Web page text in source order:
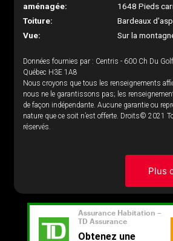
aménagée:
1648 Pieds
Toiture:
Bardeaux
Vue:
Sur la
Données fournies par : Centris - 600 Ch Du
Québec H3E 1A8
Nous croyons que tous les renseignements
nous ne le garantissons pas; les
de façon indépendante. Aucune garantie ou
nature que ce soit n’est offerte. Droits© 2021
réservés.
Plus